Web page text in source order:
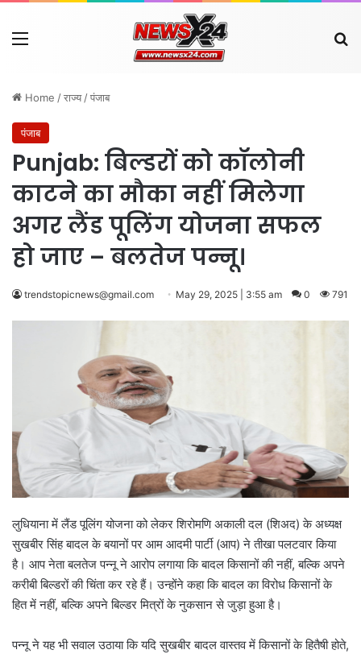
Menu
Home /राज्य /पंजाब
पंजाब
Punjab: बिल्डरों को कॉलोनी
काटने का मौका नहीं मिलेगा
अगर लैंड पूलिंग योजना सफल
हो जाए – बलतेज पन्नू।
trendstopicnews@gmail.com May 29, 2025 | 3:55 am 0 791
लुधियाना में लैंड पूलिंग योजना को लेकर शिरोमणि अकाली दल (शिअद) के अध्यक्ष
सुखबीर सिंह बादल के बयानों पर आम आदमी पार्टी (आप) ने तीखा पलटवार किया
है। आप नेता बलतेज पन्नू ने आरोप लगाया कि बादल किसानों की नहीं, बल्कि अपने
करीबी बिल्डरों की चिंता कर रहे हैं। उन्होंने कहा कि बादल का विरोध किसानों के
हित में नहीं, बल्कि अपने बिल्डर मित्रों के नुकसान से जुड़ा हुआ है।
पन्नू ने यह भी सवाल उठाया कि यदि सुखबीर बादल वास्तव में किसानों के हितैषी होते,